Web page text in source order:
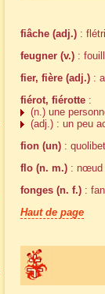
fiâche (adj.) :
feugner (v.) :
fier, fière (adj.) :
fiérot, fiérotte :
(n.) une
(adj.) : un peu
fion (un) :
flo (n. m.) : nœud
fonges (n. f.) :
Haut de page